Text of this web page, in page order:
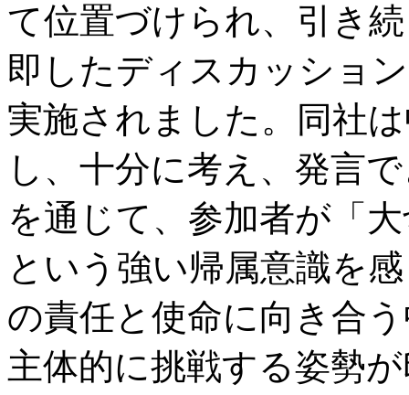
て位置づけられ、引き
即したディスカッショ
実施されました。同社
し、十分に考え、発言
を通じて、参加者が「
という強い帰属意識を
の責任と使命に向き合
主体的に挑戦する姿勢